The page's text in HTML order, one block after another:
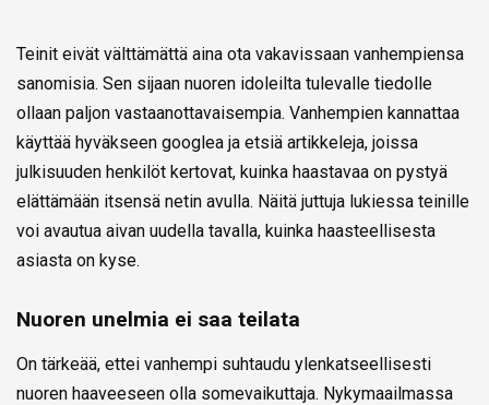
Teinit eivät välttämättä aina ota vakavissaan vanhempiensa
sanomisia. Sen sijaan nuoren idoleilta tulevalle tiedolle
ollaan paljon vastaanottavaisempia. Vanhempien kannattaa
käyttää hyväkseen googlea ja etsiä artikkeleja, joissa
julkisuuden henkilöt kertovat, kuinka haastavaa on pystyä
elättämään itsensä netin avulla. Näitä juttuja lukiessa teinille
voi avautua aivan uudella tavalla, kuinka haasteellisesta
asiasta on kyse.
Nuoren unelmia ei saa teilata
On tärkeää, ettei vanhempi suhtaudu ylenkatseellisesti
nuoren haaveeseen olla somevaikuttaja. Nykymaailmassa